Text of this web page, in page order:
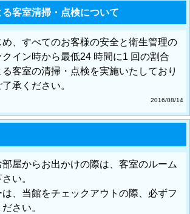
る客室清掃・点検について
、すべてのお客様の安全と衛生管理の
イン時から最低24 時間に1 回の割合
客室の清掃・点検を実施いたしており
承ください。
2016/08/14
部屋からお出かけの際は、客室のルーム
い。
は、当館をチェックアウトの際、必ずフ
さい。